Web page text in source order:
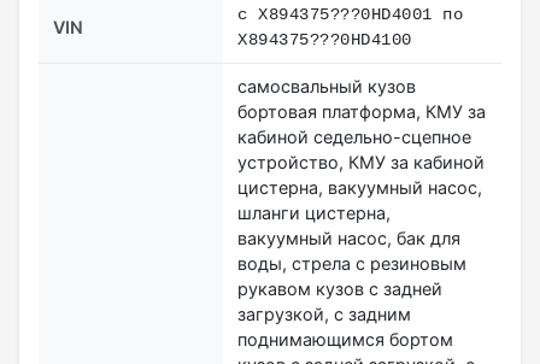
VIN
с X894375???0HD4001 по
X894375???0HD4100
самосвальный кузов
бортовая платформа, КМУ за
кабиной седельно-сцепное
устройство, КМУ за кабиной
цистерна, вакуумный насос,
шланги цистерна,
вакуумный насос, бак для
воды, стрела с резиновым
рукавом кузов с задней
загрузкой, с задним
поднимающимся бортом